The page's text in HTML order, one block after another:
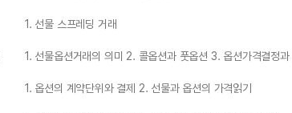
1. 선물 스프레딩 거래
1. 선물옵션거래의 의미 2. 콜옵션과 풋옵션 3. 옵션가격결정과
1. 옵션의 계약단위와 결제 2. 선물과 옵션의 가격읽기